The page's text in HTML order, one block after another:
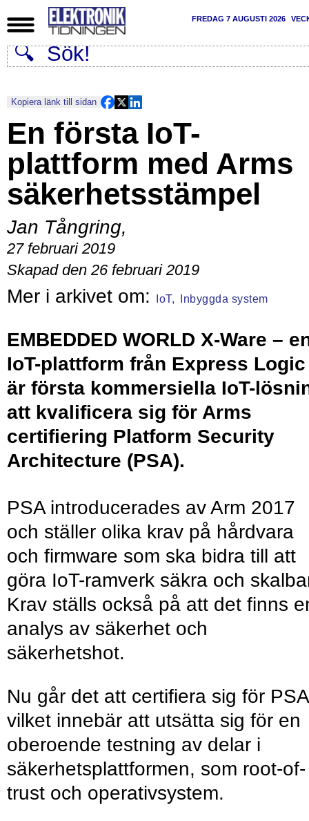
FREDAG 7 AUGUSTI 2026
Kopiera länk till sidan
En första IoT-
plattform med Arms
säkerhetsstämpel
Jan Tångring,
27 februari 2019
Skapad den 26 februari 2019
IoT, Inbyggda system
EMBEDDED WORLD X-Ware –
IoT-plattform från Express Logic
är första kommersiella IoT-
att kvalificera sig för Arms
certifiering Platform Security
Architecture (PSA).
PSA introducerades av Arm 2017
och ställer olika krav på hårdvara
och firmware som ska bidra till att
göra IoT-ramverk säkra och
Krav ställs också på att det finns
analys av säkerhet och
säkerhetshot.
Nu går det att certifiera sig för PSA
vilket innebär att utsätta sig för en
oberoende testning av delar i
säkerhetsplattformen, som root-of-
trust och operativsystem.